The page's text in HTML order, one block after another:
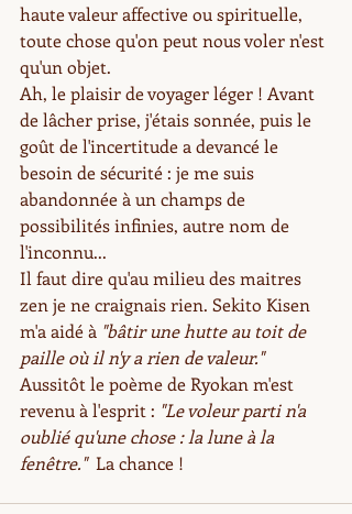
haute valeur affective ou spirituelle,
toute chose qu'on peut nous voler n'est
qu'un objet.
Ah, le plaisir de voyager léger ! Avant
de lâcher prise, j'étais sonnée, puis le
goût de l'incertitude a devancé le
besoin de sécurité : je me suis
abandonnée à un champs de
possibilités infinies, autre nom de
l'inconnu...
Il faut dire qu'au milieu des maitres
zen je ne craignais rien. Sekito Kisen
m'a aidé à "bâtir une hutte au toit de
paille où il n'y a rien de valeur."
Aussitôt le poème de Ryokan m'est
revenu à l'esprit : "Le voleur parti n'a
oublié qu'une chose : la lune à la
fenêtre." La chance !